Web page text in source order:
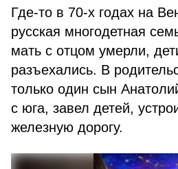
Где-то в 70-х годах на
русская многодетная
мать с отцом умерли,
разъехались. В
только один сын
с юга, завел детей,
железную дорогу.